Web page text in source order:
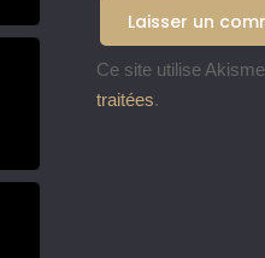
Ce site utilise
traitées.